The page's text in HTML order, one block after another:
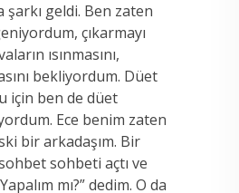
şarkı geldi. Ben zaten
çıkarmayı
ısınmasını,
bekliyordum. Düet
için ben de düet
Ece benim zaten
bir arkadaşım. Bir
sohbeti açtı ve
mı?” dedim. O da